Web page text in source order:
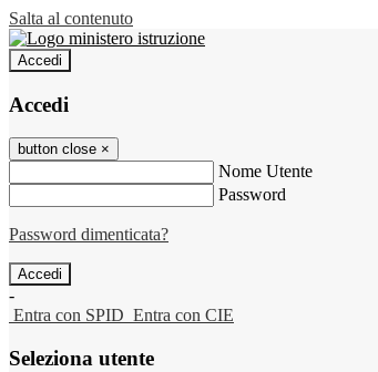
Salta al contenuto
Accedi
Accedi
button close ×
Nome Utente
Password
Password dimenticata?
-
Entra con SPID Entra con CIE
Seleziona utente